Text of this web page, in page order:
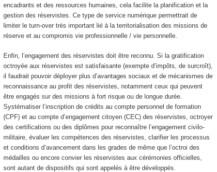
encadrants et des ressources humaines, cela facilite la planification et la
gestion des réservistes. Ce type de service numérique permettrait de
limiter le turn-over très important lié à la territorialisation des missions de
réserve et au compromis vie professionnelle / vie personnelle.
Enfin, l’engagement des réservistes doit être reconnu. Si la gratification
octroyée aux réservistes est satisfaisante (exempte d’impôts, de surcroît),
il faudrait pouvoir déployer plus d’avantages sociaux et de mécanismes de
reconnaissance au profit des réservistes, notamment ceux qui peuvent
être engagés sur des missions à fort risque ou de longue durée.
Systématiser l’inscription de crédits au compte personnel de formation
(CPF) et au compte d’engagement citoyen (CEC) des réservistes, octroyer
des certifications ou des diplômes pour reconnaître l’engagement civilo-
militaire, évaluer les compétences des réservistes, clarifier les processus
et conditions d’avancement dans les grades de même que l’octroi des
médailles ou encore convier les réservistes aux cérémonies officielles,
sont autant de dispositifs qui sont appelés à être développés.